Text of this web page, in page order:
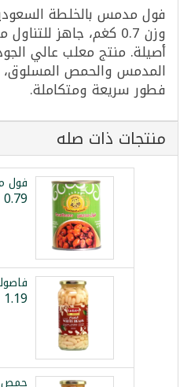
فول مدمس بالخلطة
وزن 0.7 كغم، جاهز
أصيلة. منتج معلب عالي
المدمس والحمص المسلوق،
فطور سريعة ومتكاملة.
منتجات ذات صله
فول